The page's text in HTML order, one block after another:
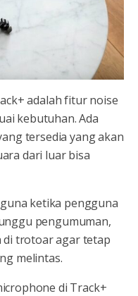
adalah fitur noise
kebutuhan. Ada
tersedia yang akan
dari luar bisa
ketika pengguna
pengumuman,
di trotoar agar tetap
melintas.
di Track+